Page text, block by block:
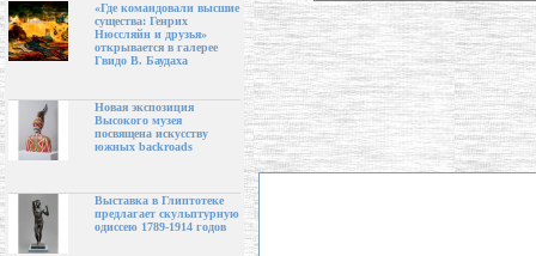
«Где командовали высшие
существа: Генрих
Нюссляйн и друзья»
открывается в галерее
Гвидо В. Баудаха
Новая экспозиция
Высокого музея
посвящена искусству
южных backroads
Выставка в Глиптотеке
предлагает скульптурную
одиссею 1789-1914 годов